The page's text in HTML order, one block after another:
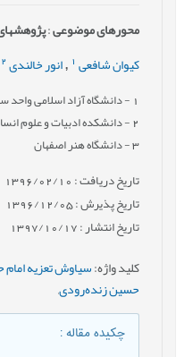
محورهای موضوعی:پژوهش‎های ادبیات کلاسیک ایران
کیوان شافعی , انور خالندی 2
,
- دانشگاه آزاد اسلامی واحد
2- دانشکده ادبیات و علوم
3- دانشگاه هنر اصفهان
تاریخ دریافت : 1396/02/10
تاریخ پذیرش : 1396/12/05
تاریخ انتشار : 1397/10/17
کلید واژه:سیاوش تعزیه
حسین زنده‌رودی,
چکیده مقاله: